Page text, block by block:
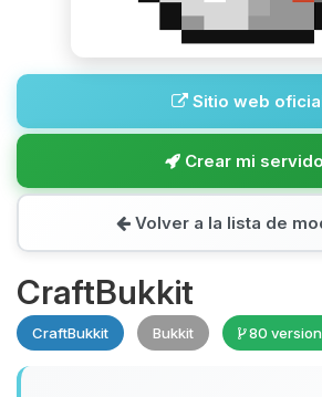
Sitio web
Crear mi
Volver a la lista de
CraftBukkit
CraftBukkit Bukkit 80